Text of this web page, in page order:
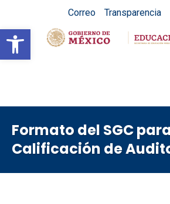
Abrir barra de
Correo Transparencia
Formato del SGC
Calificación de